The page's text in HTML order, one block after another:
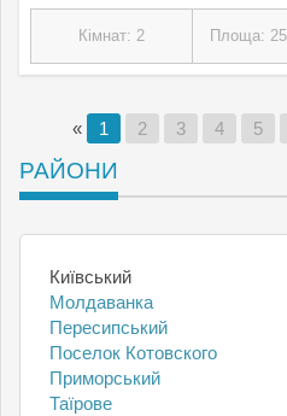
Кімнат: 2 Площа:
« 1 2 3 4 5
РАЙОНИ
Київський
Молдаванка
Пересипський
Поселок Котовского
Приморський
Таїрове